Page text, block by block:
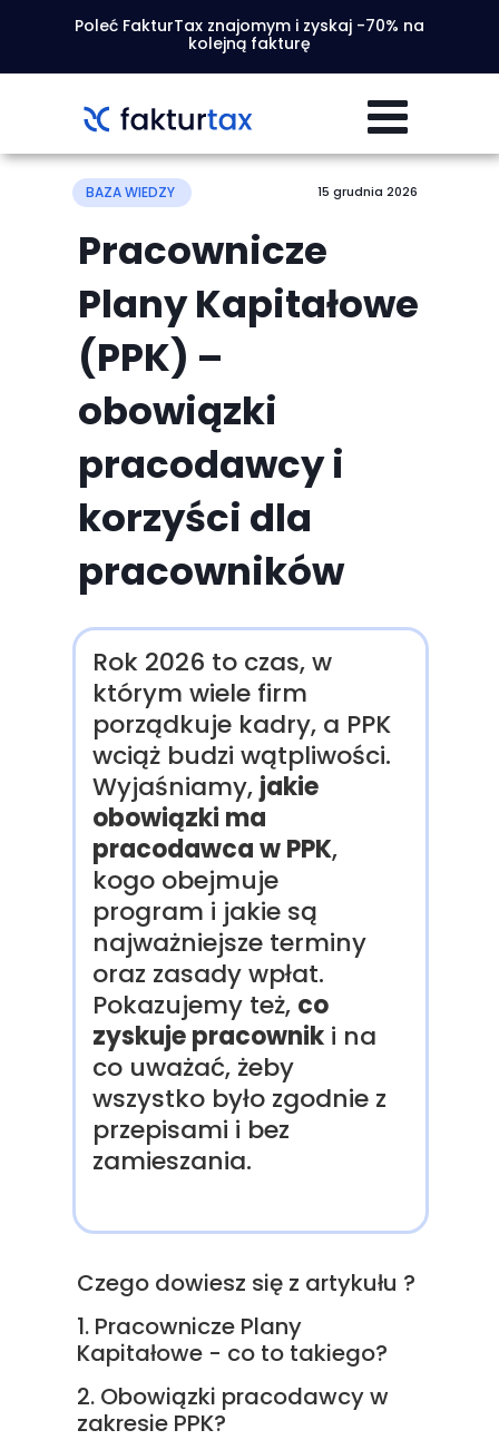
Poleć FakturTax znajomym i zyskaj -70% na
kolejną fakturę
Czego dowiesz się z artykułu ?
1. Pracownicze Plany
Kapitałowe - co to takiego?
2. Obowiązki pracodawcy w
zakresie PPK?
15 grudnia 2026
BAZA WIEDZY
Rok 2026 to czas, w
którym wiele firm
porządkuje kadry, a PPK
wciąż budzi wątpliwości.
Wyjaśniamy, jakie
obowiązki ma
pracodawca w PPK,
kogo obejmuje
program i jakie są
najważniejsze terminy
oraz zasady wpłat.
Pokazujemy też, co
zyskuje pracownik i na
co uważać, żeby
wszystko było zgodnie z
przepisami i bez
zamieszania.
Pracownicze
Plany Kapitałowe
(PPK) –
obowiązki
pracodawcy i
korzyści dla
pracowników